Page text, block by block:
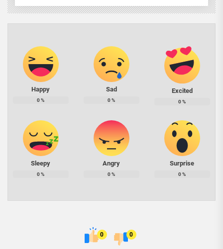
Happy
0%
Sad
0%
Excited
0%
Sleepy
0%
Angry
0%
Surprise
0%
0 0